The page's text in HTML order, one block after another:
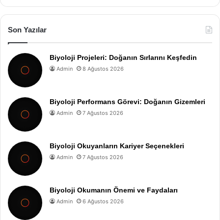
Son Yazılar
Biyoloji Projeleri: Doğanın Sırlarını Keşfedin
Admin 8 Ağustos 2026
Biyoloji Performans Görevi: Doğanın Gizemleri
Admin 7 Ağustos 2026
Biyoloji Okuyanların Kariyer Seçenekleri
Admin 7 Ağustos 2026
Biyoloji Okumanın Önemi ve Faydaları
Admin 6 Ağustos 2026